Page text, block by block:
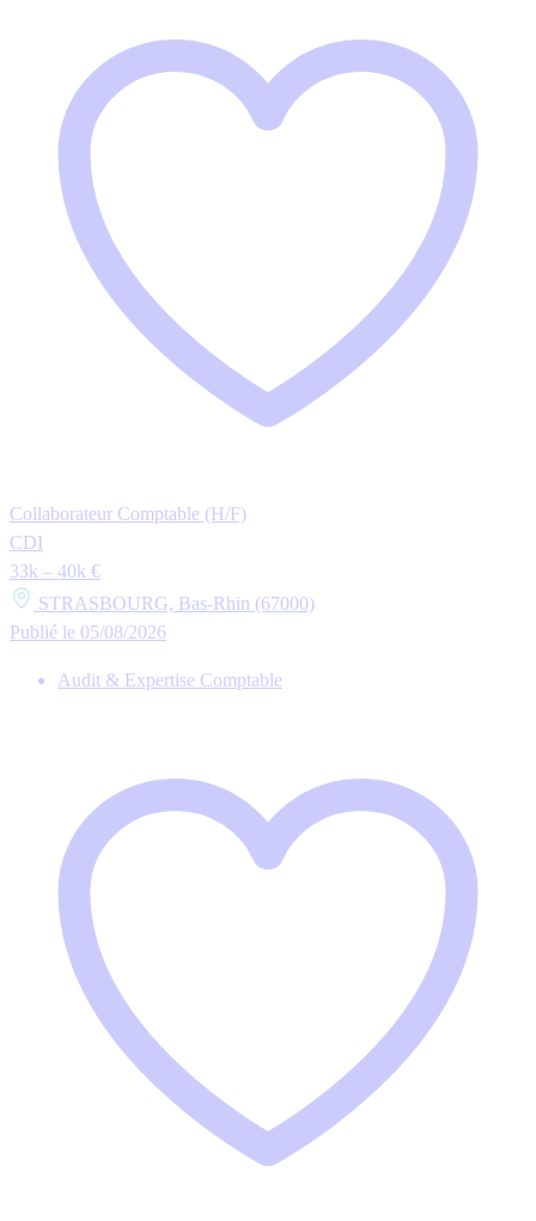
Collaborateur Comptable (H/F)
CDI
33k – 40k €
STRASBOURG, Bas-Rhin (67000)
Publié le 05/08/2026
Audit & Expertise Comptable